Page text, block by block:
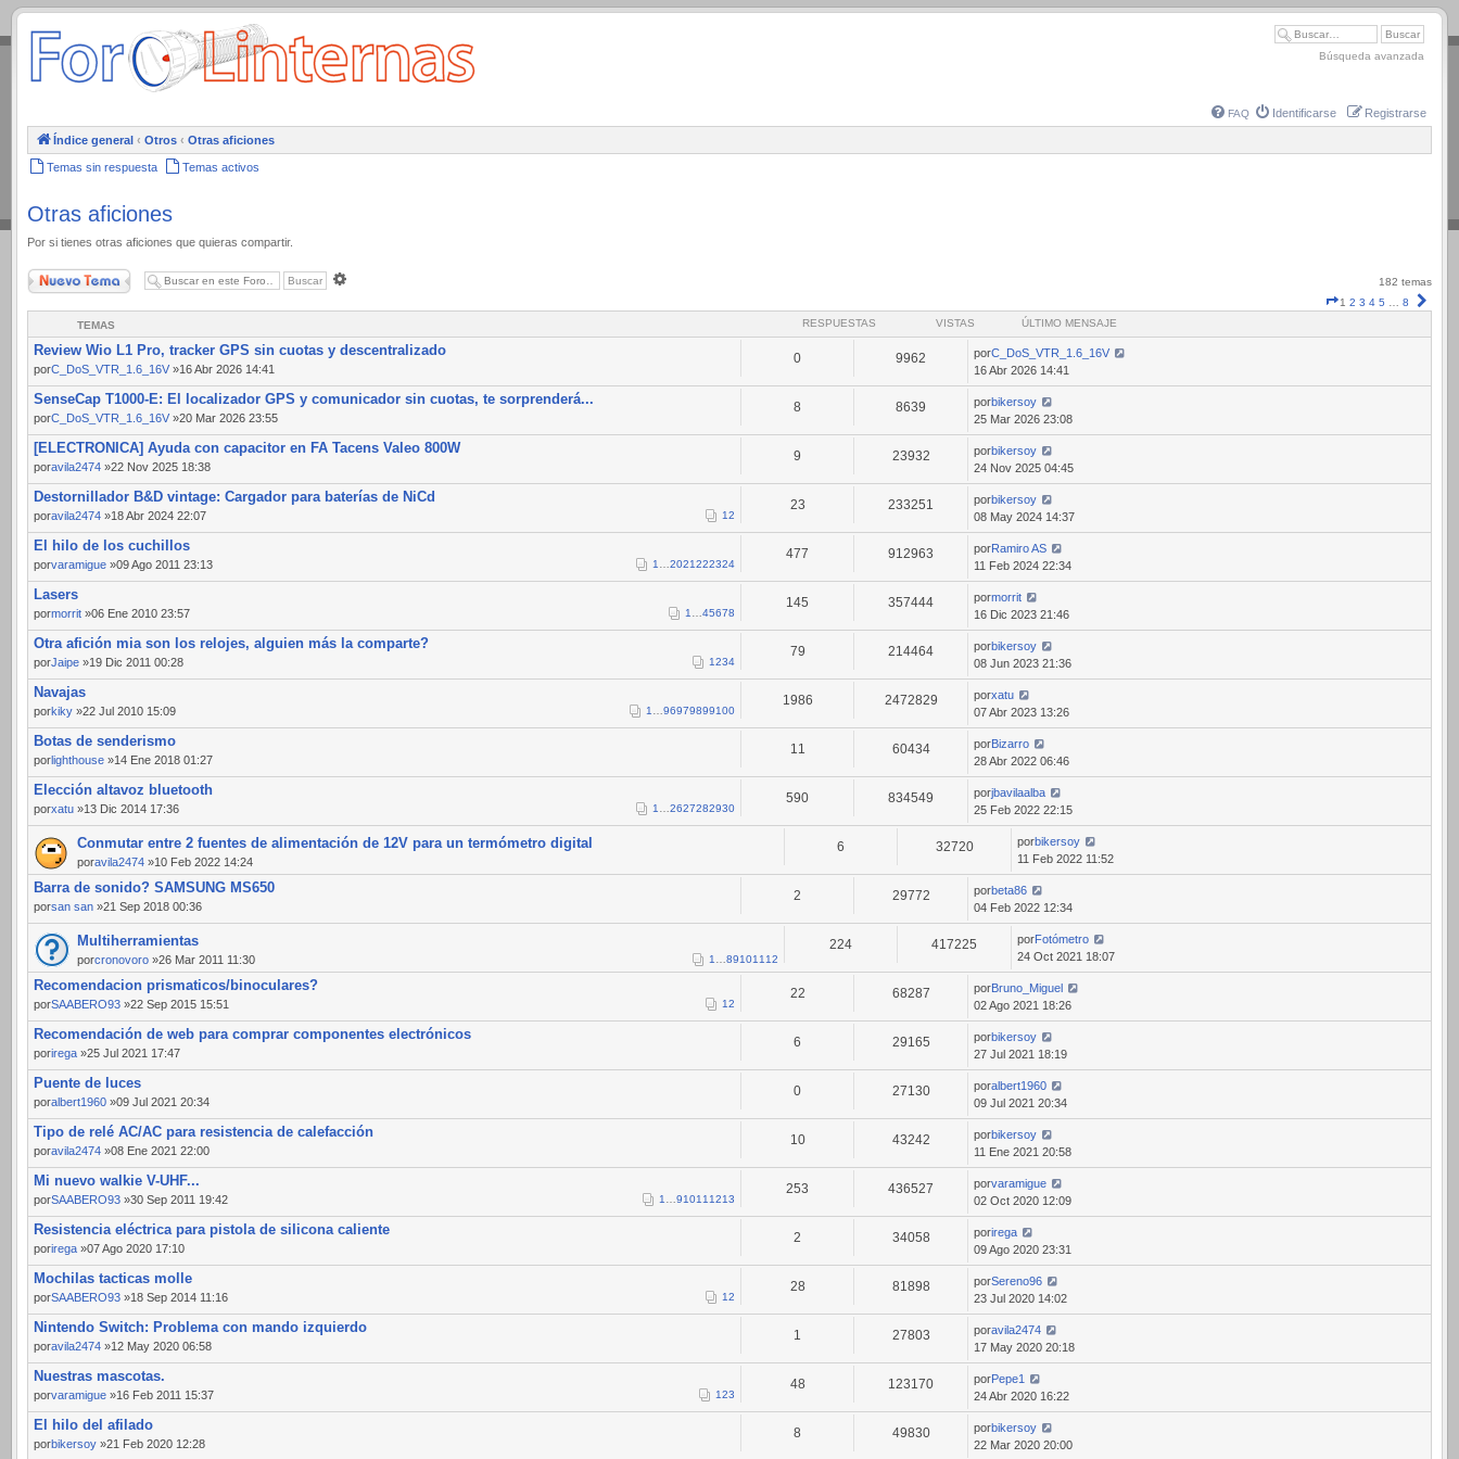
.
Búsqueda avanzada
FAQ Identificarse Registrarse
Índice general ‹ Otros ‹ Otras aficiones
Temas sin respuesta Temas activos
Otras aficiones
Por si tienes otras aficiones que quieras compartir.
Nuevo Tema
182 temas
Página
1 2 3 4 5 8
TEMAS RESPUESTAS VISTAS ÚLTIMO MENSAJE
Review Wio L1 Pro, tracker GPS sin cuotas y descentralizado
porC_DoS_VTR_1.6_16V »16 Abr 2026 14:41
0 9962 porC_DoS_VTR_1.6_16V
16 Abr 2026 14:41
SenseCap T1000-E: El localizador GPS y comunicador sin cuotas, te sorprenderá...
porC_DoS_VTR_1.6_16V »20 Mar 2026 23:55
8 8639 porbikersoy
25 Mar 2026 23:08
[ELECTRONICA] Ayuda con capacitor en FA Tacens Valeo 800W
poravila2474 »22 Nov 2025 18:38
9 23932 porbikersoy
24 Nov 2025 04:45
Destornillador B&D vintage: Cargador para baterías de NiCd
poravila2474 »18 Abr 2024 22:07 12
23 233251 porbikersoy
08 May 2024 14:37
El hilo de los cuchillos
porvaramigue »09 Ago 2011 23:13 1 2021222324
477 912963 porRamiro AS
11 Feb 2024 22:34
Lasers
pormorrit »06 Ene 2010 23:57 1 45678
145 357444 pormorrit
16 Dic 2023 21:46
Otra afición mia son los relojes, alguien más la comparte?
porJaipe »19 Dic 2011 00:28 1234
79 214464 porbikersoy
08 Jun 2023 21:36
Navajas
porkiky »22 Jul 2010 15:09 1 96979899100
1986 2472829 porxatu
07 Abr 2023 13:26
Botas de senderismo
porlighthouse »14 Ene 2018 01:27
11 60434 porBizarro
28 Abr 2022 06:46
Elección altavoz bluetooth
porxatu »13 Dic 2014 17:36 1 2627282930
590 834549 porjbavilaalba
25 Feb 2022 22:15
Conmutar entre 2 fuentes de alimentación de 12V para un termómetro digital
poravila2474 »10 Feb 2022 14:24
6 32720 porbikersoy
11 Feb 2022 11:52
Barra de sonido? SAMSUNG MS650
porsan san »21 Sep 2018 00:36
2 29772 porbeta86
04 Feb 2022 12:34
Multiherramientas
porcronovoro »26 Mar 2011 11:30 1 891011 12
224 417225 porFotómetro
24 Oct 2021 18:07
Recomendacion prismaticos/binoculares?
porSAABERO93 »22 Sep 2015 15:51 12
22 68287 porBruno_Miguel
02 Ago 2021 18:26
Recomendación de web para comprar componentes electrónicos
porirega »25 Jul 2021 17:47
6 29165 porbikersoy
27 Jul 2021 18:19
Puente de luces
poralbert1960 »09 Jul 2021 20:34
0 27130 poralbert1960
09 Jul 2021 20:34
Tipo de relé AC/AC para resistencia de calefacción
poravila2474 »08 Ene 2021 22:00
10 43242 porbikersoy
11 Ene 2021 20:58
Mi nuevo walkie V-UHF...
porSAABERO93 »30 Sep 2011 19:42 1 91011 1213
253 436527 porvaramigue
02 Oct 2020 12:09
Resistencia eléctrica para pistola de silicona caliente
porirega »07 Ago 2020 17:10
2 34058 porirega
09 Ago 2020 23:31
Mochilas tacticas molle
porSAABERO93 »18 Sep 2014 11:16 12
28 81898 porSereno96
23 Jul 2020 14:02
Nintendo Switch: Problema con mando izquierdo
poravila2474 »12 May 2020 06:58
1 27803 poravila2474
17 May 2020 20:18
Nuestras mascotas.
porvaramigue »16 Feb 2011 15:37 123
48 123170 porPepe1
24 Abr 2020 16:22
El hilo del afilado
porbikersoy »21 Feb 2020 12:28
8 49830 porbikersoy
22 Mar 2020 20:00